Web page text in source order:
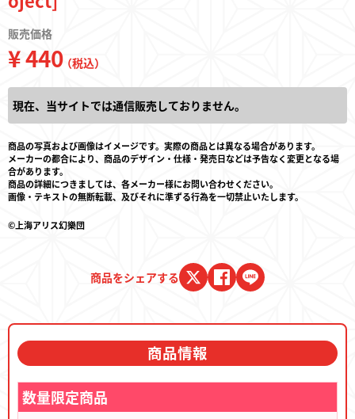
お問い合わせ
販売価格
¥ 440（税込）
現在、当サイトでは通信販売しておりません。
商品の写真および画像はイメージです。実際の商品とは異なる場合があります。
メーカーの都合により、商品のデザイン・仕様・発売日などは予告なく変更となる場
合があります。
商品の詳細につきましては、各メーカー様にお問い合わせください。
画像・テキストの無断転載、及びそれに準ずる行為を一切禁止いたします。
©上海アリス幻樂団
商品をシェアする
商品情報
数量限定商品